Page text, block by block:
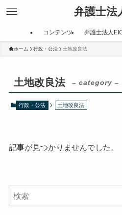
弁護士法
コンテンツ 弁護士法人
ホーム 行政・公法 土地改良法
土地改良法 – category –
行政・公法 土地改良法
記事が見つかりませんでした。